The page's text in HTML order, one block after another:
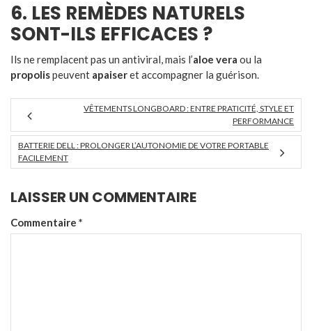
6. LES REMÈDES NATURELS
SONT-ILS EFFICACES ?
Ils ne remplacent pas un antiviral, mais l’aloe vera ou la
propolispeuvent apaiseret accompagner la guérison.
VÊTEMENTS LONGBOARD : ENTRE PRATICITÉ, STYLE ET
PERFORMANCE
BATTERIE DELL : PROLONGER L’AUTONOMIE DE VOTRE PORTABLE
FACILEMENT
LAISSER UN COMMENTAIRE
Commentaire *